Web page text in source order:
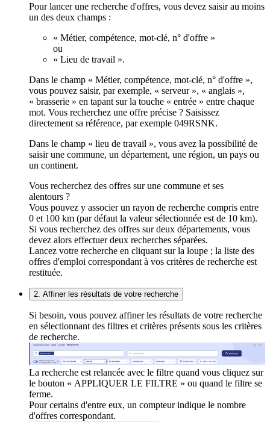
Pour lancer une recherche d'offres, vous devez saisir au moins
un des deux champs :
« Métier, compétence, mot-clé, n° d'offre »
ou
« Lieu de travail ».
Dans le champ « Métier, compétence, mot-clé, n° d'offre »,
vous pouvez saisir, par exemple, « serveur », « anglais »,
« brasserie » en tapant sur la touche « entrée » entre chaque
mot. Vous recherchez une offre précise ? Saisissez
directement sa référence, par exemple 049RSNK.
Dans le champ « lieu de travail », vous avez la possibilité de
saisir une commune, un département, une région, un pays ou
un continent.
Vous recherchez des offres sur une commune et ses
alentours ?
Vous pouvez y associer un rayon de recherche compris entre
0 et 100 km (par défaut la valeur sélectionnée est de 10 km).
Si vous recherchez des offres sur deux départements, vous
devez alors effectuer deux recherches séparées.
Lancez votre recherche en cliquant sur la loupe ; la liste des
offres d'emploi correspondant à vos critères de recherche est
restituée.
2. Affiner les résultats de votre recherche
Si besoin, vous pouvez affiner les résultats de votre recherche
en sélectionnant des filtres et critères présents sous les critères
de recherche.
La recherche est relancée avec le filtre quand vous cliquez sur
le bouton « APPLIQUER LE FILTRE » ou quand le filtre se
ferme.
Pour certains d'entre eux, un compteur indique le nombre
d'offres correspondant.